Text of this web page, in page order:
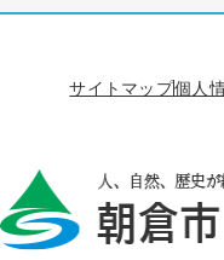
サイトマップ個人